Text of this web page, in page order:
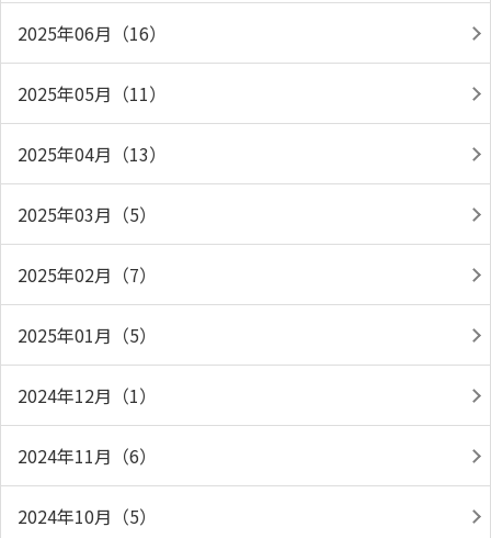
2025年06月（16）
2025年05月（11）
2025年04月（13）
2025年03月（5）
2025年02月（7）
2025年01月（5）
2024年12月（1）
2024年11月（6）
2024年10月（5）